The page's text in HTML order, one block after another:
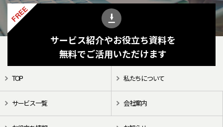
FREE
サービス紹介やお役立ち資料を
無料でご活用いただけます
TOP 私たちについて
サービス一覧 会社案内